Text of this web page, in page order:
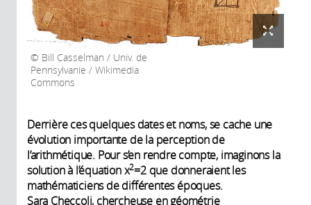
Bill Casselman / Univ. de
Pennsylvanie / Wikimedia
Commons
Derrière ces quelques dates et noms, se cache une
évolution importante de la perception de
l’arithmétique. Pour s’en rendre compte, imaginons la
solution à l’équation x2=2 que donneraient les
mathématiciens de différentes époques.
Sara Checcoli, chercheuse en géométrie